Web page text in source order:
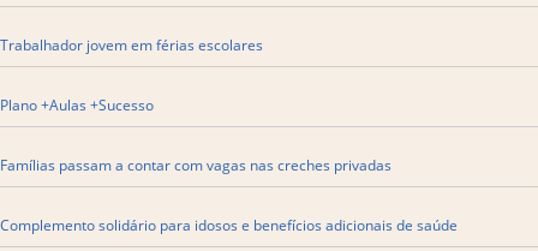
Trabalhador jovem em férias escolares
Plano +Aulas +Sucesso
Famílias passam a contar com vagas nas creches privadas
Complemento solidário para idosos e benefícios adicionais de saúde